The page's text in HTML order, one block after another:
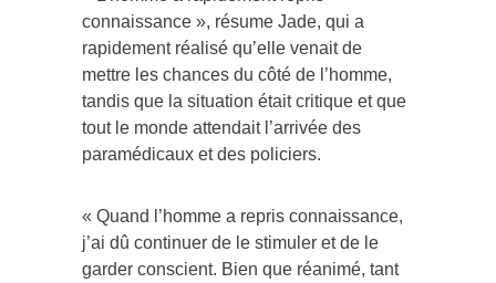
connaissance », résume Jade, qui a
rapidement réalisé qu’elle venait de
mettre les chances du côté de l’homme,
tandis que la situation était critique et que
tout le monde attendait l’arrivée des
paramédicaux et des policiers.
« Quand l’homme a repris connaissance,
j’ai dû continuer de le stimuler et de le
garder conscient. Bien que réanimé, tant